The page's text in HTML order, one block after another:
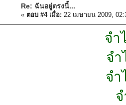
Re: ฉันอยู่ตรงนี้...
« ตอบ #4 เมื่อ: 22 เมษายน 2009,
จำ
จ
จำ